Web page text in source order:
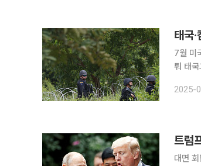
태국
7월 미
퉈 태국과 캄보디아가 휴전 협정을 깨고 처음으로 군사 충돌했다. 27일(현지시간) 블룸버그통신은
충돌한
2025-
트럼
대면